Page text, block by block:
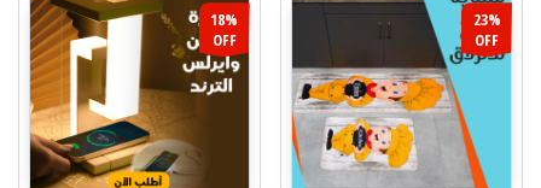
23%
OFF
18%
OFF